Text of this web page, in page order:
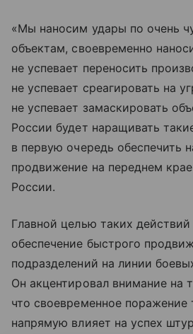
«Мы наносим удары по очень
объектам, своевременно
не успевает переносить
не успевает среагировать на
не успевает замаскировать
России будет наращивать
в первую очередь обеспечить
продвижение на переднем
России.
Главной целью таких
обеспечение быстрого
подразделений на линии
Он акцентировал внимание на
что своевременное поражение
напрямую влияет на успех